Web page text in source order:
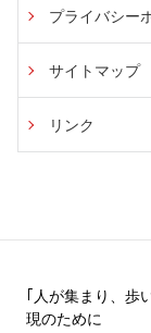
プライバシー
サイトマップ
リンク
｢人が集まり、歩
現のために